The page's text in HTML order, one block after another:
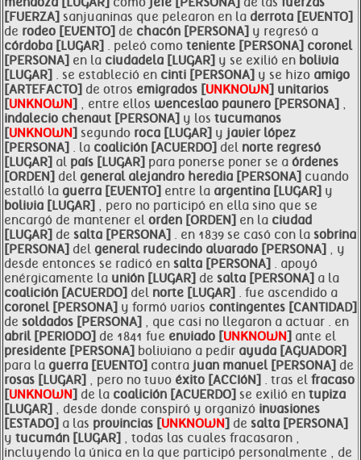
[FUERZA] sanjuaninas que pelearon en la derrota [EVENTO]
de rodeo [EVENTO] de chacón [PERSONA] y regresó a
córdoba [LUGAR] . peleó como teniente [PERSONA] coronel
[PERSONA] en la ciudadela [LUGAR] y se exilió en bolivia
[LUGAR] . se estableció en cinti [PERSONA] y se hizo amigo
[ARTEFACTO] de otros emigrados [UNKNOWN] unitarios
[UNKNOWN] , entre ellos wenceslao paunero [PERSONA] ,
indalecio chenaut [PERSONA] y los tucumanos
[UNKNOWN] segundo roca [LUGAR] y javier lópez
[PERSONA] . la coalición [ACUERDO] del norte regresó
[LUGAR] al país [LUGAR] para ponerse poner se a órdenes
[ORDEN] del general alejandro heredia [PERSONA] cuando
estalló la guerra [EVENTO] entre la argentina [LUGAR] y
bolivia [LUGAR] , pero no participó en ella sino que se
encargó de mantener el orden [ORDEN] en la ciudad
[LUGAR] de salta [PERSONA] . en 1839 se casó con la sobrina
[PERSONA] del general rudecindo alvarado [PERSONA] , y
desde entonces se radicó en salta [PERSONA] . apoyó
enérgicamente la unión [LUGAR] de salta [PERSONA] a la
coalición [ACUERDO] del norte [LUGAR] . fue ascendido a
coronel [PERSONA] y formó varios contingentes [CANTIDAD]
de soldados [PERSONA] , que casi no llegaron a actuar . en
abril [PERIODO] de 1841 fue enviado [UNKNOWN] ante el
presidente [PERSONA] boliviano a pedir ayuda [AGUADOR]
para la guerra [EVENTO] contra juan manuel [PERSONA] de
rosas [LUGAR] , pero no tuvo éxito [ACCIóN] . tras el fracaso
[UNKNOWN] de la coalición [ACUERDO] se exilió en tupiza
[LUGAR] , desde donde conspiró y organizó invasiones
[ESTADO] a las provincias [UNKNOWN] de salta [PERSONA]
y tucumán [LUGAR] , todas las cuales fracasaron ,
incluyendo la única en la que participó personalmente , de